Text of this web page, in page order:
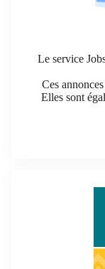
Le service
Ces
Elles sont